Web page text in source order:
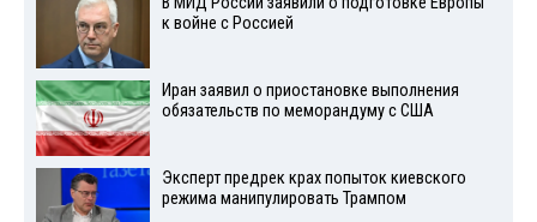
к войне с Россией
Иран заявил о приостановке выполнения
обязательств по меморандуму с США
Эксперт предрек крах попыток киевского
режима манипулировать Трампом